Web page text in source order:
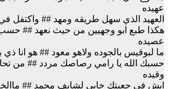
عهيده
العهيد الذي سهل طريقه ومهد ## واكتفل
هكذا طبع ابو وجهيين من حيث نعهد ## حسب
عصيده
ما لبوقيس بالجوده ولاهو معود ## هو انا ذي
حسبك الله يا رامي رصاصك مردد ## من
وقيده
ايش في جعبتك خابي لشايف محمد ##